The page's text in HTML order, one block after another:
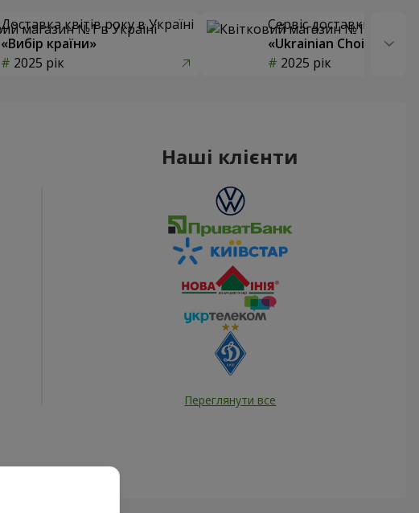
Доставка квітів року в Україні
«Вибір країни»
2025 рік
Сервіс доставки квітів
«Ukrainian Choice»
2025 рік
Наші клієнти
Переглянути все